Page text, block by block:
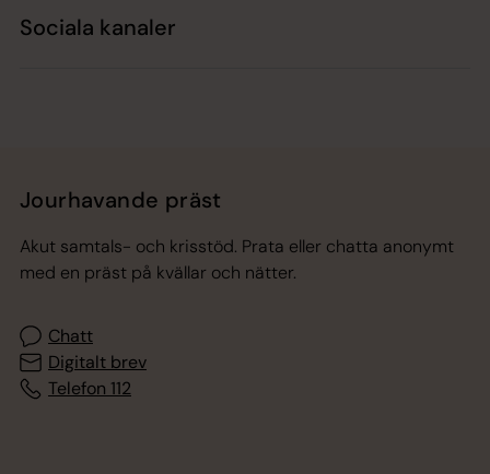
Sociala kanaler
Jourhavande präst
Akut samtals- och krisstöd. Prata eller chatta anonymt
med en präst på kvällar och nätter.
Chatt
Digitalt brev
Telefon 112